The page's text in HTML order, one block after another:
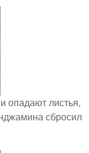
опадают листья,
сбросил